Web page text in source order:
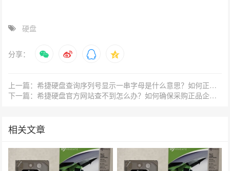
硬盘
分享：
上一篇：希捷硬盘查询序列号显示一串字母是什么意思？如何正确解读？
下一篇：希捷硬盘官方网站查不到怎么办？如何确保采购正品企业级硬盘？
相关文章